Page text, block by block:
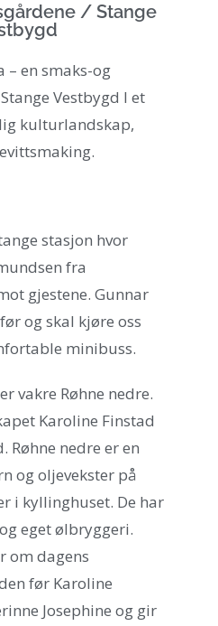
/ Stange
– en smaks-og
Vestbygd I et
kulturlandskap,
stasjon hvor
fra
gjestene. Gunnar
og skal kjøre oss
minibuss.
vakre Røhne nedre.
Karoline Finstad
Røhne nedre er en
og oljevekster på
i kyllinghuset. De har
eget ølbryggeri.
om dagens
før Karoline
Josephine og gir